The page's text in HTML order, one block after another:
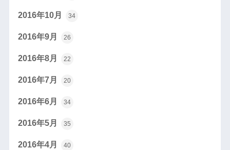
2016年10月 34
2016年9月 26
2016年8月 22
2016年7月 20
2016年6月 34
2016年5月 35
2016年4月 40